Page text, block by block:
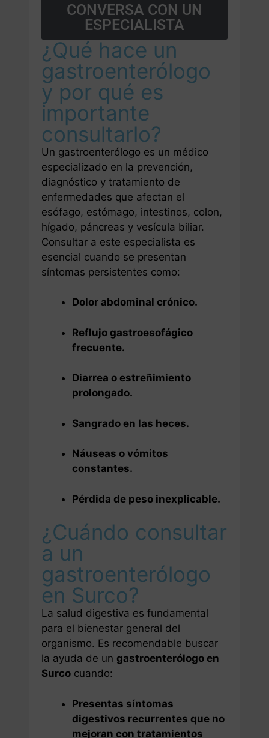
CONVERSA CON UN
ESPECIALISTA
¿Qué hace un
gastroenterólogo
y por qué es
importante
consultarlo?
Un gastroenterólogo es un médico
especializado en la prevención,
diagnóstico y tratamiento de
enfermedades que afectan el
esófago, estómago, intestinos, colon,
hígado, páncreas y vesícula biliar.
Consultar a este especialista es
esencial cuando se presentan
síntomas persistentes como:
Dolor abdominal crónico.
Reflujo gastroesofágico
frecuente.
Diarrea o estreñimiento
prolongado.
Sangrado en las heces.
Náuseas o vómitos
constantes.
Pérdida de peso inexplicable.
¿Cuándo consultar
a un
gastroenterólogo
en Surco?
La salud digestiva es fundamental
para el bienestar general del
organismo. Es recomendable buscar
la ayuda de un gastroenterólogo en
Surco cuando:
Presentas síntomas
digestivos recurrentes que no
mejoran con tratamientos